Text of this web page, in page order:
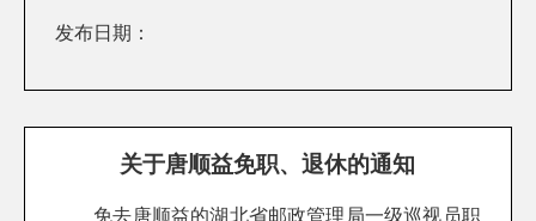
发布日期：
关于唐顺益免职、退休的通知
免去唐顺益的湖北省邮政管理局一级巡视员职